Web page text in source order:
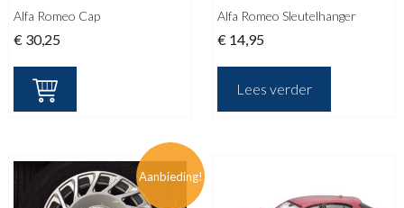
Alfa Romeo Cap
€ 30,25
Alfa Romeo Sleutelhanger
€ 14,95
Lees verder
Aanbieding!